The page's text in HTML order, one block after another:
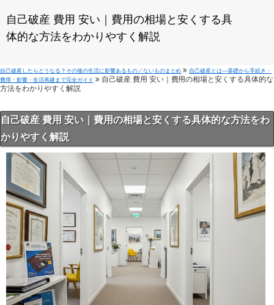
自己破産 費用 安い｜費用の相場と安くする具
体的な方法をわかりやすく解説
自己破産したらどうなる？その後の生活に影響あるもの／ないものまとめ
自己破産とは—基礎から手続き・
費用・影響・生活再建まで完全ガイド
自己破産 費用 安い｜費用の相場と安くする具体的な
方法をわかりやすく解説
自己破産 費用 安い｜費用の相場と安くする具体的な方法をわ
かりやすく解説